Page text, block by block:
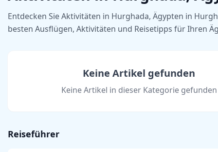
Entdecken Sie Aktivitäten in Hurghada, Ägypten in
besten Ausflügen, Aktivitäten und Reisetipps für Ihren
Keine Artikel gefunden
Keine Artikel in dieser Kategorie gefunden
Reiseführer